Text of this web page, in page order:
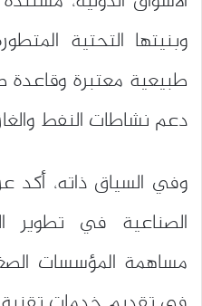
وبنيتها التحتية
طبيعية معتبرة
دعم نشاطات النفط
وفي السياق ذاته، أكد
الصناعية في تطوير
مساهمة المؤسسات